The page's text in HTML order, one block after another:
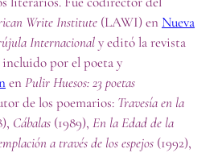
Write Institute (LAWI) en Nueva
Internacionaly editó la revista
incluido por el poeta y
enPulir Huesos: 23 poetas
de los poemarios: Travesía en la
Cábalas (1989), En la Edad de la
a través de los espejos (1992),